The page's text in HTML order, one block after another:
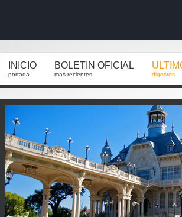
INICIO
portada
BOLETIN OFICIAL
mas recientes digestos